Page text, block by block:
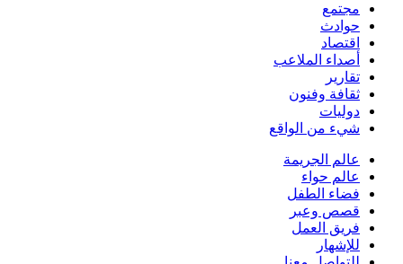
مجتمع
حوادث
اقتصاد
أصداء الملاعب
تقارير
ثقافة وفنون
دوليات
شيء من الواقع
عالم الجريمة
عالم حواء
فضاء الطفل
قصص وعبر
فريق العمل
للإشهار